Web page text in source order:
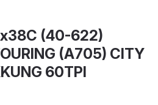
(40-622)
(A705) CITY
60TPI